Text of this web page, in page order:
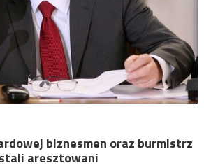
biznesmen oraz burmistrz
aresztowani